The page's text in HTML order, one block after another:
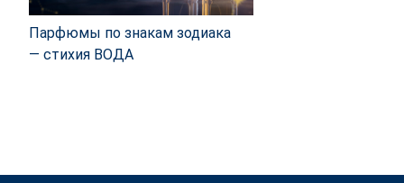
Парфюмы по знакам зодиака
— стихия ВОДА